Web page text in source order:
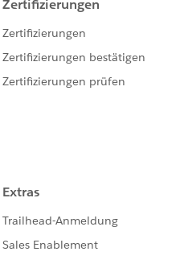
を理解することは、
ー管理者のTableauの
ーの理解は、新規ユ
とっても有益なスキル
や目的に応じた体験
的な操作性をご体感
用において、お役に立
ックをしていただけ